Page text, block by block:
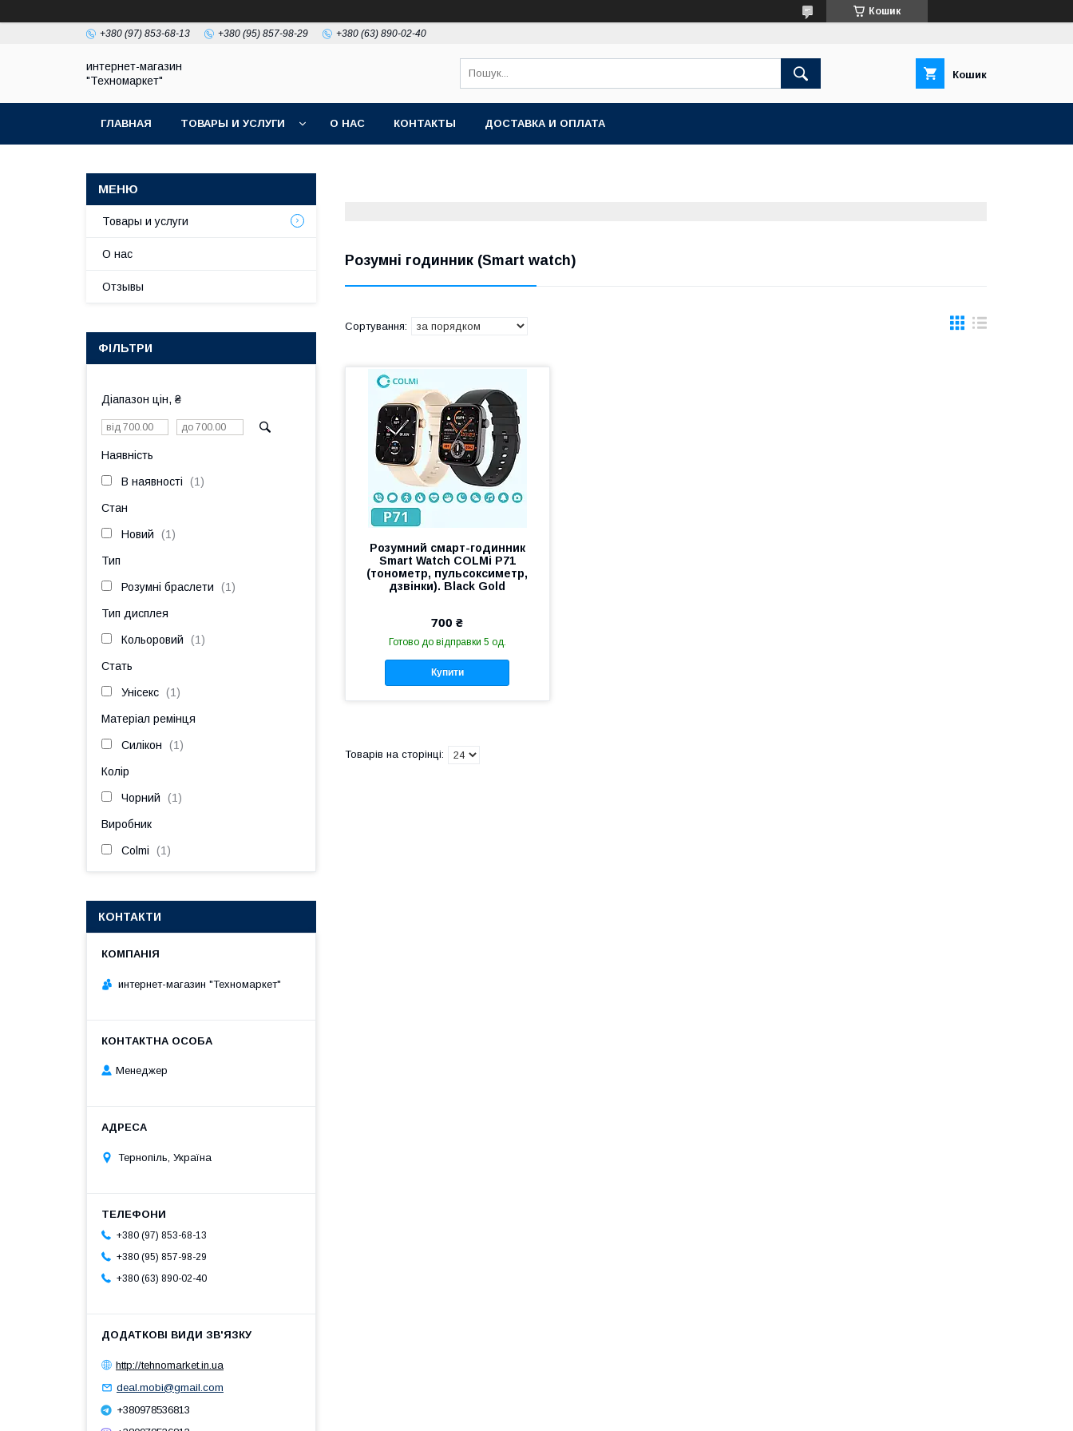
Кошик
+380 (97) 853-68-13 +380 (95) 857-98-29 +380 (63) 890-02-40
интернет-магазин
"Техномаркет"
Кошик
ГЛАВНАЯ ТОВАРЫ И УСЛУГИ О НАС КОНТАКТЫ ДОСТАВКА И ОПЛАТА
Розумні годинник (Smart watch)
Розумний смарт-годинник
Smart Watch COLMi P71
(тонометр, пульсоксиметр,
дзвінки). Black Gold
700 ₴
Готово до відправки 5 од.
Купити
Товары и услуги
О нас
Отзывы
ФІЛЬТРИ
Діапазон цін, ₴
Наявність
В наявності 1
Стан
Новий 1
Тип
Розумні браслети 1
Тип дисплея
Кольоровий 1
Стать
Унісекс 1
Матеріал ремінця
Силікон 1
Колір
Чорний 1
Виробник
Colmi 1
КОНТАКТИ
интернет-магазин "Техномаркет"
Менеджер
Тернопіль, Україна
+380 (97) 853-68-13
+380 (95) 857-98-29
+380 (63) 890-02-40
http://tehnomarket.in.ua
deal.mobi@gmail.com
+380978536813